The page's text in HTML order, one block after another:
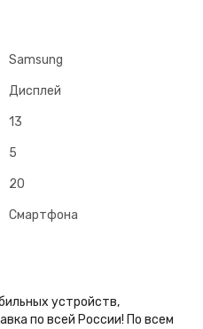
Samsung
Дисплей
13
5
20
Смартфона
устройств,
по всей России! По всем